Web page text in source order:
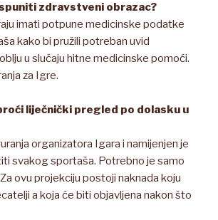
zdravstveni obrazac?
imati potpune medicinske podatke
kako bi pružili potreban uvid
u slučaju hitne medicinske pomoći.
za Igre.
liječnički pregled po dolasku u
organizatora Igara i namijenjen je
svakog sportaša. Potrebno je samo
ovu projekciju postoji naknada koju
a koja će biti objavljena nakon što